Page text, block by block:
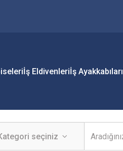
İş Eldivenleriİş Ayakkabıları